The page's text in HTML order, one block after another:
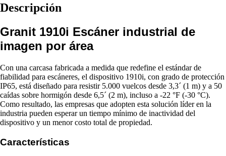
Descripción
Granit 1910i Escáner industrial de
imagen por área
Con una carcasa fabricada a medida que redefine el estándar de
fiabilidad para escáneres, el dispositivo 1910i, con grado de protección
IP65, está diseñado para resistir 5.000 vuelcos desde 3,3´ (1 m) y a 50
caídas sobre hormigón desde 6,5´ (2 m), incluso a -22 °F (-30 °C).
Como resultado, las empresas que adopten esta solución líder en la
industria pueden esperar un tiempo mínimo de inactividad del
dispositivo y un menor costo total de propiedad.
Características